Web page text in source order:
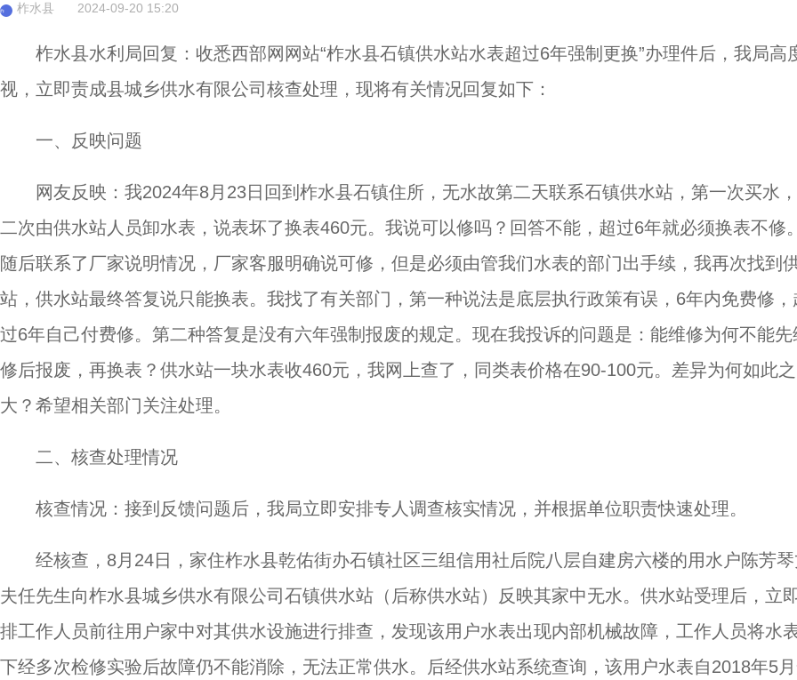
柞 柞水县 2024-09-20 15:20
柞水县水利局回复：收悉西部网网站“柞水县石镇供水站水表超过6年强制更换”办理件后，我局高
视，立即责成县城乡供水有限公司核查处理，现将有关情况回复如下：
一、反映问题
网友反映：我2024年8月23日回到柞水县石镇住所，无水故第二天联系石镇供水站，第一次买水
二次由供水站人员卸水表，说表坏了换表460元。我说可以修吗？回答不能，超过6年就必须换表不修
随后联系了厂家说明情况，厂家客服明确说可修，但是必须由管我们水表的部门出手续，我再次找到
站，供水站最终答复说只能换表。我找了有关部门，第一种说法是底层执行政策有误，6年内免费修，
过6年自己付费修。第二种答复是没有六年强制报废的规定。现在我投诉的问题是：能维修为何不能先
修后报废，再换表？供水站一块水表收460元，我网上查了，同类表价格在90-100元。差异为何如此之
大？希望相关部门关注处理。
二、核查处理情况
核查情况：接到反馈问题后，我局立即安排专人调查核实情况，并根据单位职责快速处理。
经核查，8月24日，家住柞水县乾佑街办石镇社区三组信用社后院八层自建房六楼的用水户陈芳琴
夫任先生向柞水县城乡供水有限公司石镇供水站（后称供水站）反映其家中无水。供水站受理后，立
排工作人员前往用户家中对其供水设施进行排查，发现该用户水表出现内部机械故障，工作人员将水
下经多次检修实验后故障仍不能消除，无法正常供水。后经供水站系统查询，该用户水表自2018年5